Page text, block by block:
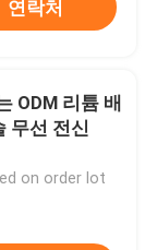
연락처
ODM 리튬 배
무선 전신
on order lot